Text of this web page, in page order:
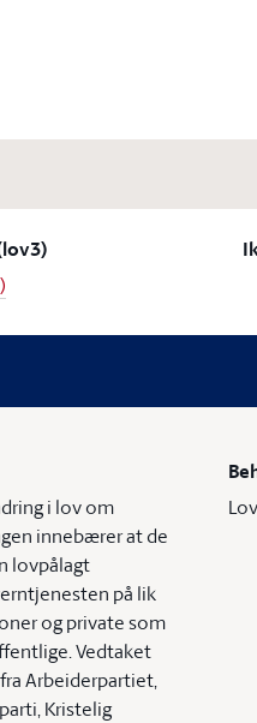
i lov om
innebærer at de
lovpålagt
på lik
og private som
Vedtaket
Arbeiderpartiet,
Kristelig